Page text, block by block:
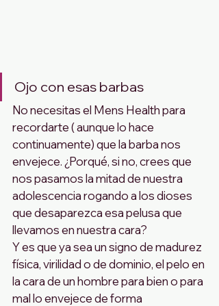
Ojo con esas barbas
No necesitas el Mens Health para
recordarte ( aunque lo hace
continuamente) que la barba nos
envejece. ¿Porqué, si no, crees que
nos pasamos la mitad de nuestra
adolescencia rogando a los dioses
que desaparezca esa pelusa que
llevamos en nuestra cara?
Y es que ya sea un signo de madurez
física, virilidad o de dominio, el pelo en
la cara de un hombre para bien o para
mal lo envejece de forma